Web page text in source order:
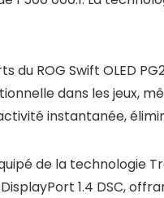
du ROG Swift OLED
dans les jeux,
instantanée,
de la technologie
1.4 DSC,